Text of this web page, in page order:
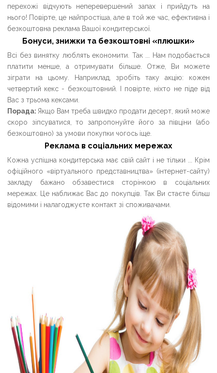
перехожі відчують неперевершений запах і прийдуть на
нього! Повірте, це найпростіша, але в той же час, ефективна і
безкоштовна реклама Вашої кондитерської.
Бонуси, знижки та безкоштовні «плюшки»
Всі без винятку люблять економити. Так ... Нам подобається
платити менше, а отримувати більше. Отже, Ви можете
зіграти на цьому. Наприклад, зробіть таку акцію: кожен
четвертий кекс - безкоштовний. І повірте, ніхто не піде від
Вас з трьома кексами.
Порада: Якщо Вам треба швидко продати десерт, який може
скоро зіпсуватися, то запропонуйте його за півціни (або
безкоштовно) за умови покупки чогось іще.
Реклама в соціальних мережах
Кожна успішна кондитерська має свій сайт і не тільки ... Крім
офіційного «віртуального представництва» (інтернет-сайту)
закладу бажано обзавестися сторінкою в соціальних
мережах. Це наближає Вас до покупців. Так Ви стаєте більш
відомими і налагоджуєте контакт зі споживачами.